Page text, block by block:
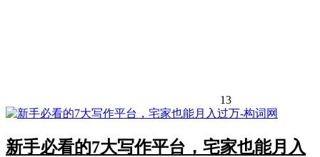
13
新手必看的7大写作平台，宅家也能月入